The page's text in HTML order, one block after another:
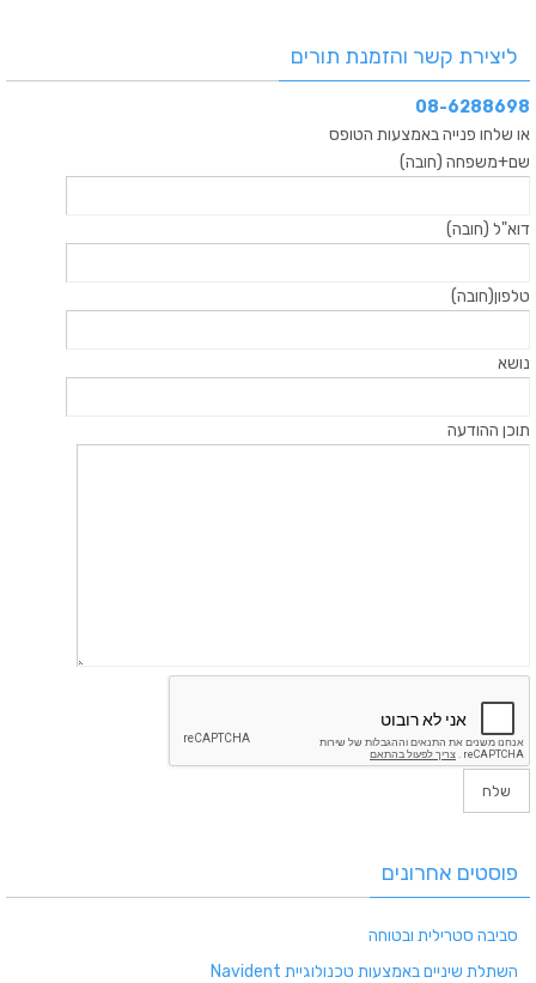
ליצירת קשר והזמנת תורים
08-6288698
או שלחו פנייה באמצעות הטופס
שם+משפחה (חובה)
דוא"ל (חובה)
טלפון(חובה)
נושא
תוכן ההודעה
פוסטים אחרונים
סביבה סטרילית ובטוחה
השתלת שיניים באמצעות טכנולוגיית Navident